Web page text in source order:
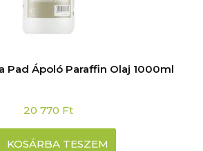
Pad Ápoló Paraffin Olaj 1000ml
20 770 Ft
KOSÁRBA TESZEM